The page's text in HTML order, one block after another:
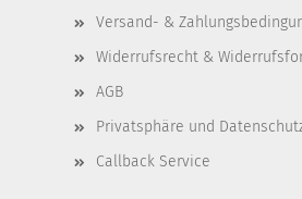
Versand- &
Widerrufsrecht &
AGB
Privatsphäre und
Callback Service